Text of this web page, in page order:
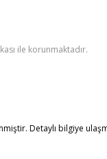
Detaylı bilgiye
ile korunmaktadır.